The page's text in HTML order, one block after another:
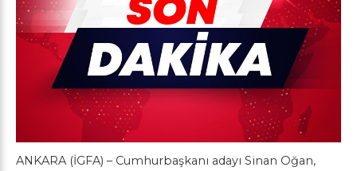
ANKARA (İGFA) – Cumhurbaşkanı adayı Sinan Oğan,